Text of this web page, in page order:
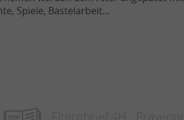
Spiele, Bastelarbeit...